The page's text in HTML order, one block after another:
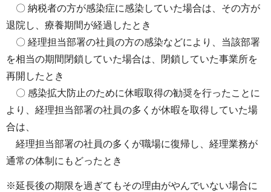
〇 納税者の方が感染症に感染していた場合は、その方が
退院し、療養期間が経過したとき
〇 経理担当部署の社員の方の感染などにより、当該部署
を相当の期間閉鎖していた場合は、閉鎖していた事業所を
再開したとき
〇 感染拡大防止のために休暇取得の勧奨を行ったことに
より、経理担当部署の社員の多くが休暇を取得していた場
合は、
経理担当部署の社員の多くが職場に復帰し、経理業務が
通常の体制にもどったとき
※延長後の期限を過ぎてもその理由がやんでいない場合に